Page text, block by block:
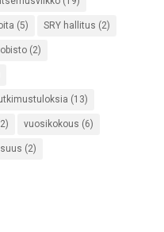
(5) SRY hallitus (2)
(2)
(13)
vuosikokous (6)
(2)